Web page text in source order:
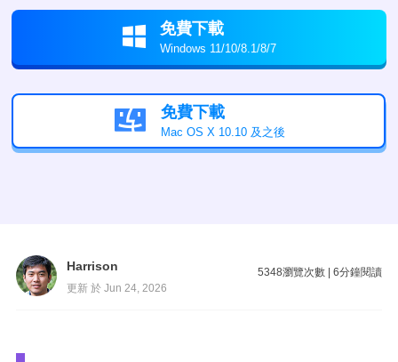
 免費下載
Windows 11/10/8.1/8/7
 免費下載
Mac OS X 10.10 及之後
Harrison
更新 於 Jun 24, 2026
5348瀏覽次數 |6分鐘閱讀